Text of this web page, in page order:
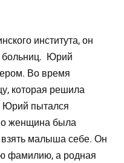
института, он
больниц. Юрий
Во время
которая решила
Юрий пытался
женщина была
малыша себе. Он
фамилию, а родная